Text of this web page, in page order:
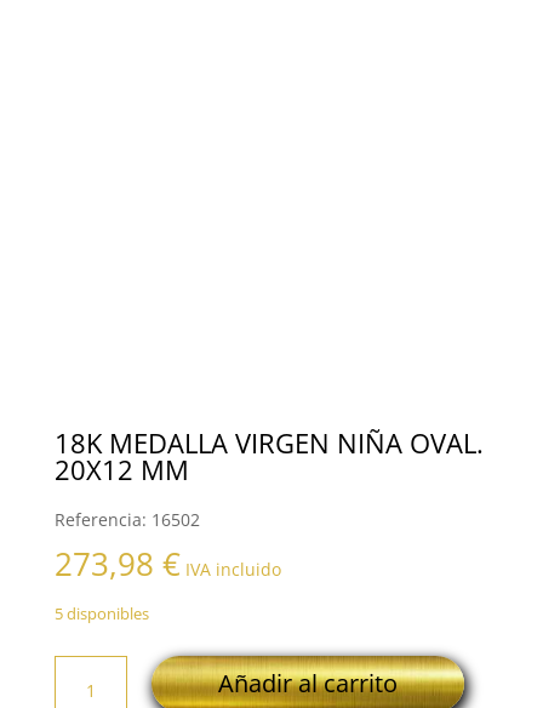
18K MEDALLA VIRGEN NIÑA OVAL.
20X12 MM
Referencia: 16502
273,98 € IVA incluido
5 disponibles
MEDALLA
Añadir al carrito